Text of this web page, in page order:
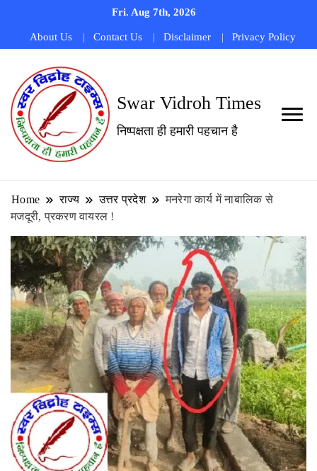
Fri. Aug 7th, 2026
About Us Contact Us Disclaimer Privacy Policy
Swar Vidroh Times
निष्पक्षता ही हमारी पहचान है
Home राज्य उत्तर प्रदेश
मनरेगा कार्य में नाबालिक से
मजदूरी, प्रकरण वायरल !